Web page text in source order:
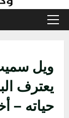
القائمة
ويل
يعترف
حياته –